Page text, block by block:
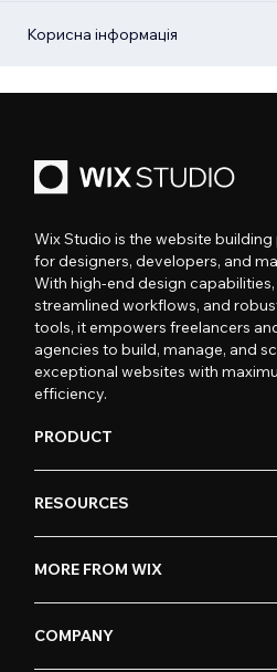
Корисна інформація
Wix Studio is the website
for designers, developers, and
With high-end design capabilities,
streamlined workflows, and
tools, it empowers freelancers
agencies to build, manage, and
exceptional websites with
efficiency.
PRODUCT
RESOURCES
MORE FROM WIX
COMPANY